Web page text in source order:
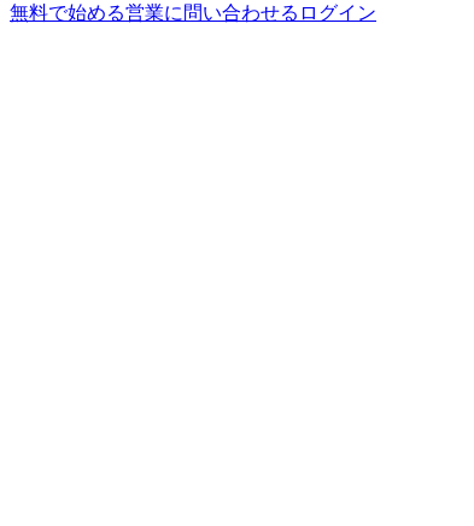
無料で始める営業に問い合わせる ログイン